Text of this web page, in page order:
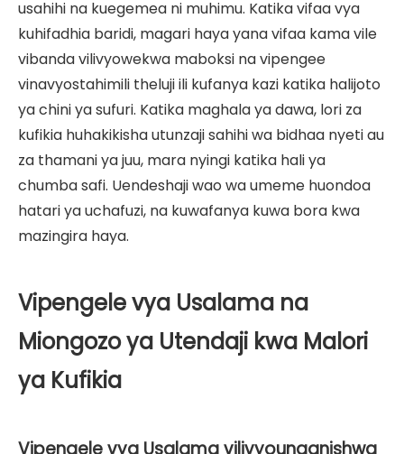
usahihi na kuegemea ni muhimu. Katika vifaa vya
kuhifadhia baridi, magari haya yana vifaa kama vile
vibanda vilivyowekwa maboksi na vipengee
vinavyostahimili theluji ili kufanya kazi katika halijoto
ya chini ya sufuri. Katika maghala ya dawa, lori za
kufikia huhakikisha utunzaji sahihi wa bidhaa nyeti au
za thamani ya juu, mara nyingi katika hali ya
chumba safi. Uendeshaji wao wa umeme huondoa
hatari ya uchafuzi, na kuwafanya kuwa bora kwa
mazingira haya.
Vipengele vya Usalama na
Miongozo ya Utendaji kwa Malori
ya Kufikia
Vipengele vya Usalama vilivyounganishwa